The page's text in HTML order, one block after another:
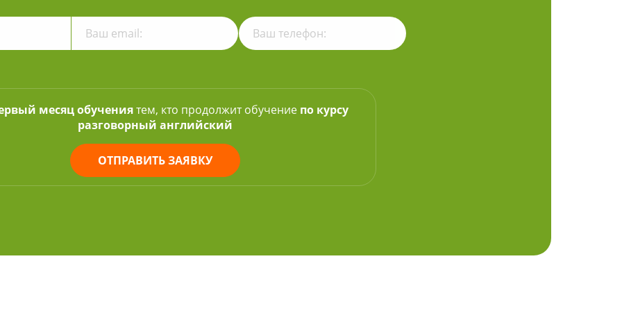
месяц обучениятем, кто продолжит обучение по курсу
разговорный английский
ОТПРАВИТЬ ЗАЯВКУ